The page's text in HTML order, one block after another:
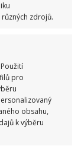
zdrojů.
pro
obsahu,
k výběru